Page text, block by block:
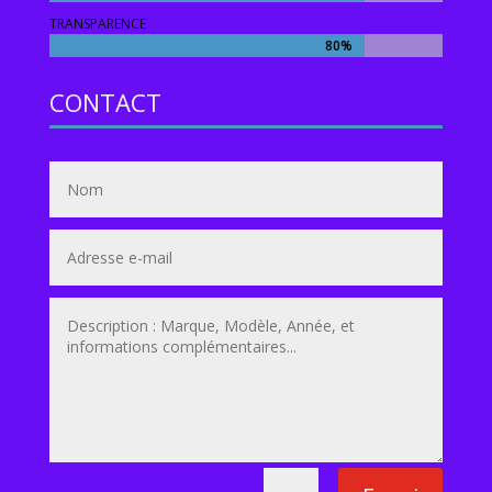
TRANSPARENCE
80%
80%
CONTACT